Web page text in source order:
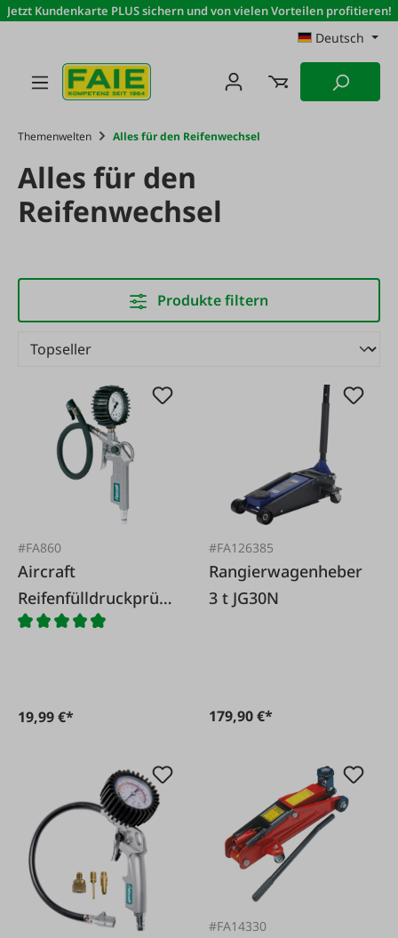
Zum Hauptinhalt springen
Jetzt Kundenkarte PLUS sichern und von vielen Vorteilen profitieren!
Deutsch
Themenwelten Alles für den Reifenwechsel
Alles für den
Reifenwechsel
Produkte filtern
#FA860
Aircraft
Reifenfülldruckprüfe
r
19,99 €*
#FA126385
Rangierwagenheber
3 t JG30N
179,90 €*
#FA14330